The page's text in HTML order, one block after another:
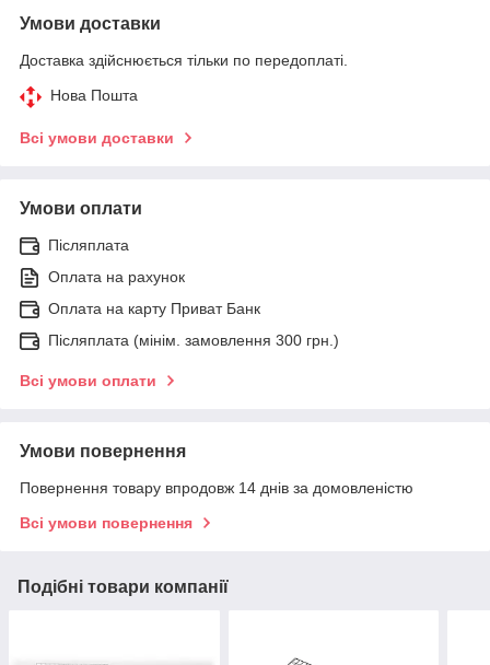
Умови доставки
Доставка здійснюється тільки по передоплаті.
Нова Пошта
Всі умови доставки
Умови оплати
Післяплата
Оплата на рахунок
Оплата на карту Приват Банк
Післяплата (мінім. замовлення 300 грн.)
Всі умови оплати
Умови повернення
Повернення товару впродовж 14 днів за домовленістю
Всі умови повернення
Подібні товари компанії